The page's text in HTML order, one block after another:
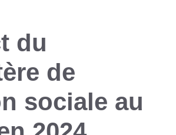
du
de
sociale au